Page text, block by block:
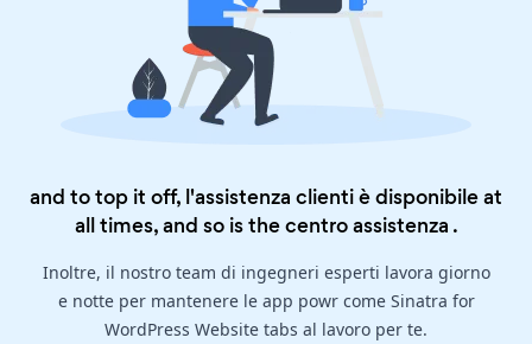
and to top it off, l'assistenza clienti è disponibile at
all times, and so is thecentro assistenza .
Inoltre, il nostro team di ingegneri esperti lavora giorno
e notte per mantenere le app powr come Sinatra for
WordPress Website tabs al lavoro per te.